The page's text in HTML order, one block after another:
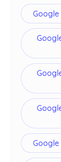
Google
Google